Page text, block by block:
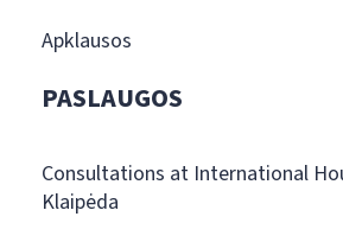
Apklausos
PASLAUGOS
Consultations at International
Klaipėda